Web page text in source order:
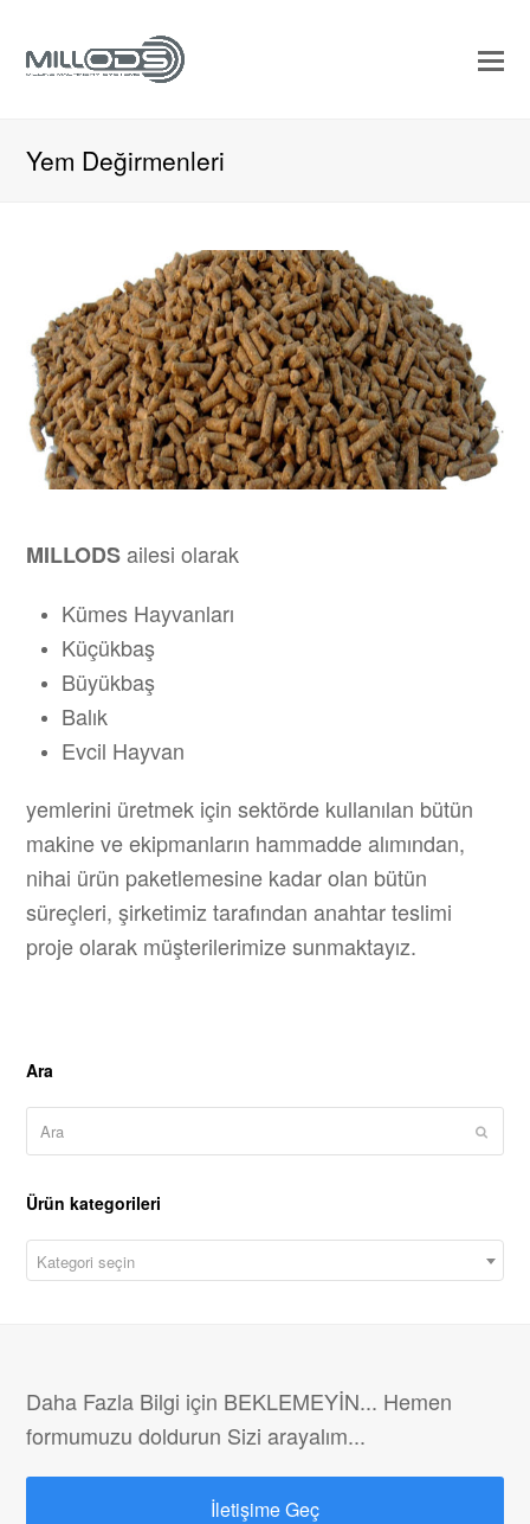
Yem Değirmenleri
MILLODSailesi olarak
Kümes Hayvanları
Küçükbaş
Büyükbaş
Balık
Evcil Hayvan
yemlerini üretmek için sektörde kullanılan bütün
makine ve ekipmanların hammadde alımından,
nihai ürün paketlemesine kadar olan bütün
süreçleri, şirketimiz tarafından anahtar teslimi
proje olarak müşterilerimize sunmaktayız.
Ara
Submit
Ürün kategorileri
Kategori seçin
Daha Fazla Bilgi için BEKLEMEYİN... Hemen
formumuzu doldurun Sizi arayalım...
İletişime Geç